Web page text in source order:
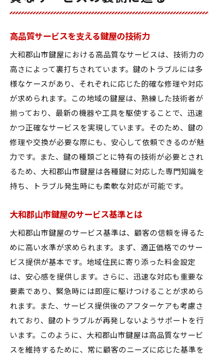
高品質サービスを支える鍵屋の技術力
大和郡山市鍵屋における高品質なサービスは、技術力の
高さによって裏打ちされています。鍵のトラブルには多
様なケースがあり、それぞれに応じた的確な修理や対応
が求められます。この地域の鍵屋は、熟練した技術者が
揃っており、最新の機器や工具を駆使することで、迅速
かつ正確なサービスを実現しています。そのため、鍵の
修理や交換が必要な際にも、安心して依頼できるのが魅
力です。また、鍵の種類ごとに特有の技術が必要とされ
るため、大和郡山市鍵屋は各種鍵に対応した専門知識を
持ち、トラブル発生時にも柔軟な対応が可能です。
大和郡山市鍵屋のサービス基準とは
大和郡山市鍵屋のサービス基準は、顧客の信頼を得るた
めに高い水準が求められます。まず、適正価格でのサー
ビス提供が基本です。地域住民に寄り添った料金設定
は、安心感を提供します。さらに、迅速な対応も重要な
要素であり、緊急時には即座に駆けつけることが求めら
れます。また、サービス提供後のアフターケアも考慮さ
れており、鍵のトラブルが再発しないようサポートを行
います。このように、大和郡山市鍵屋は高品質なサービ
スを維持するために、常に顧客のニーズに応じた基準を